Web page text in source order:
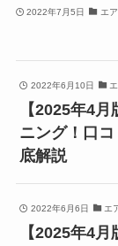
2022年7月5日 エ
2022年6月10日
【2025年4
ニング！口
底解説
2022年6月6日 エ
【2025年4